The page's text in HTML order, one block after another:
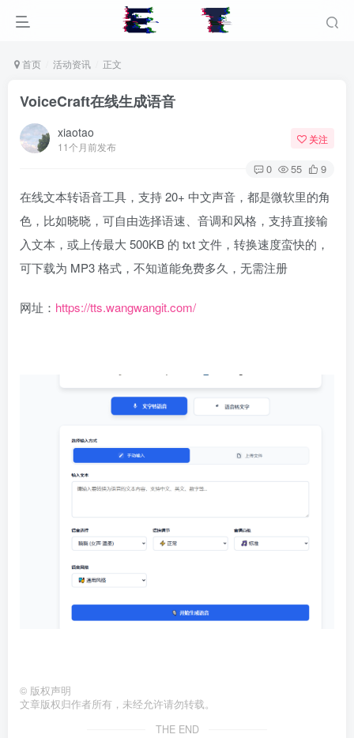
首页 活动资讯 正文
VoiceCraft在线生成语音
xiaotao
11个月前发布
关注
0 55 9
在线文本转语音工具，支持 20+ 中文声音，都是微软里的角
色，比如晓晓，可自由选择语速、音调和风格，支持直接输
入文本，或上传最大 500KB 的 txt 文件，转换速度蛮快的，
可下载为 MP3 格式，不知道能免费多久，无需注册
网址： https://tts.wangwangit.com/
© 版权声明
文章版权归作者所有，未经允许请勿转载。
THE END